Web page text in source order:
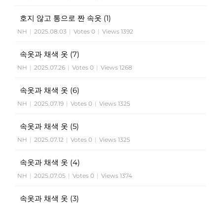
호지 않고 통으로 짠 속옷 (1)
NH | 2025.08.03 | Votes 0 | Views 1392
속옷과 채색 옷 (7)
NH | 2025.07.26 | Votes 0 | Views 1268
속옷과 채색 옷 (6)
NH | 2025.07.19 | Votes 0 | Views 1325
속옷과 채색 옷 (5)
NH | 2025.07.12 | Votes 0 | Views 1325
속옷과 채색 옷 (4)
NH | 2025.07.05 | Votes 0 | Views 1374
속옷과 채색 옷 (3)